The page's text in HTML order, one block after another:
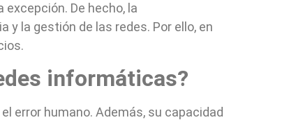
De hecho, la
la gestión de las redes. Por ello, en
informáticas?
error humano. Además, su capacidad